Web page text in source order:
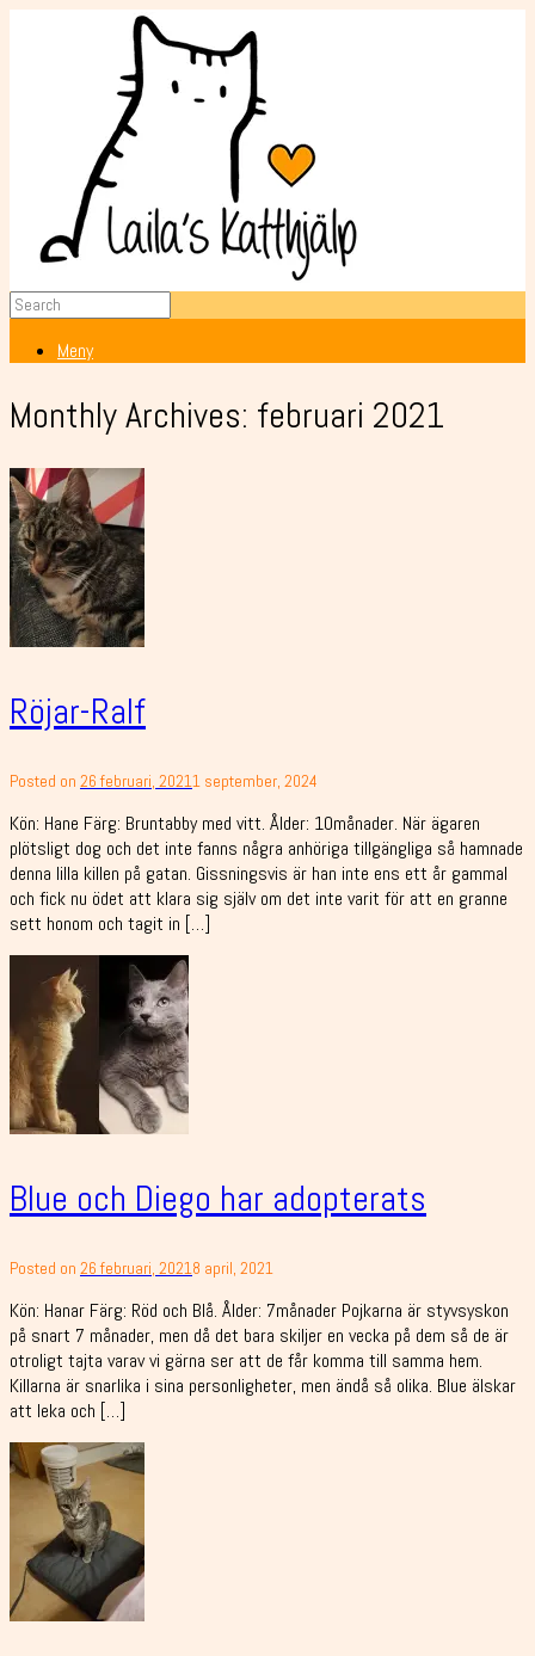
Meny
Monthly Archives: februari 2021
Röjar-Ralf
Posted on 26 februari, 20211 september, 2024
Kön: Hane Färg: Bruntabby med vitt. Ålder: 10månader. När ägaren
plötsligt dog och det inte fanns några anhöriga tillgängliga så hamnade
denna lilla killen på gatan. Gissningsvis är han inte ens ett år gammal
och fick nu ödet att klara sig själv om det inte varit för att en granne
sett honom och tagit in […]
Blue och Diego har adopterats
Posted on 26 februari, 20218 april, 2021
Kön: Hanar Färg: Röd och Blå. Ålder: 7månader Pojkarna är styvsyskon
på snart 7 månader, men då det bara skiljer en vecka på dem så de är
otroligt tajta varav vi gärna ser att de får komma till samma hem.
Killarna är snarlika i sina personligheter, men ändå så olika. Blue älskar
att leka och […]